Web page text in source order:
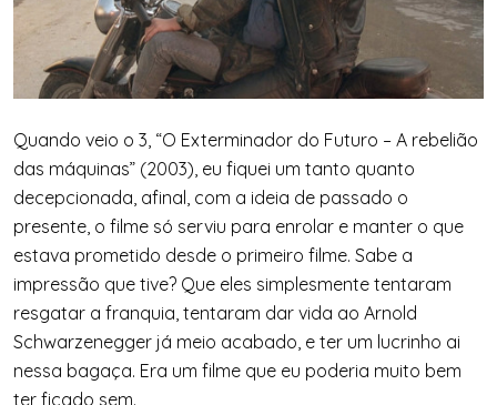
Quando veio o 3, “O Exterminador do Futuro – A rebelião
das máquinas” (2003), eu fiquei um tanto quanto
decepcionada, afinal, com a ideia de passado o
presente, o filme só serviu para enrolar e manter o que
estava prometido desde o primeiro filme. Sabe a
impressão que tive? Que eles simplesmente tentaram
resgatar a franquia, tentaram dar vida ao Arnold
Schwarzenegger já meio acabado, e ter um lucrinho ai
nessa bagaça. Era um filme que eu poderia muito bem
ter ficado sem.